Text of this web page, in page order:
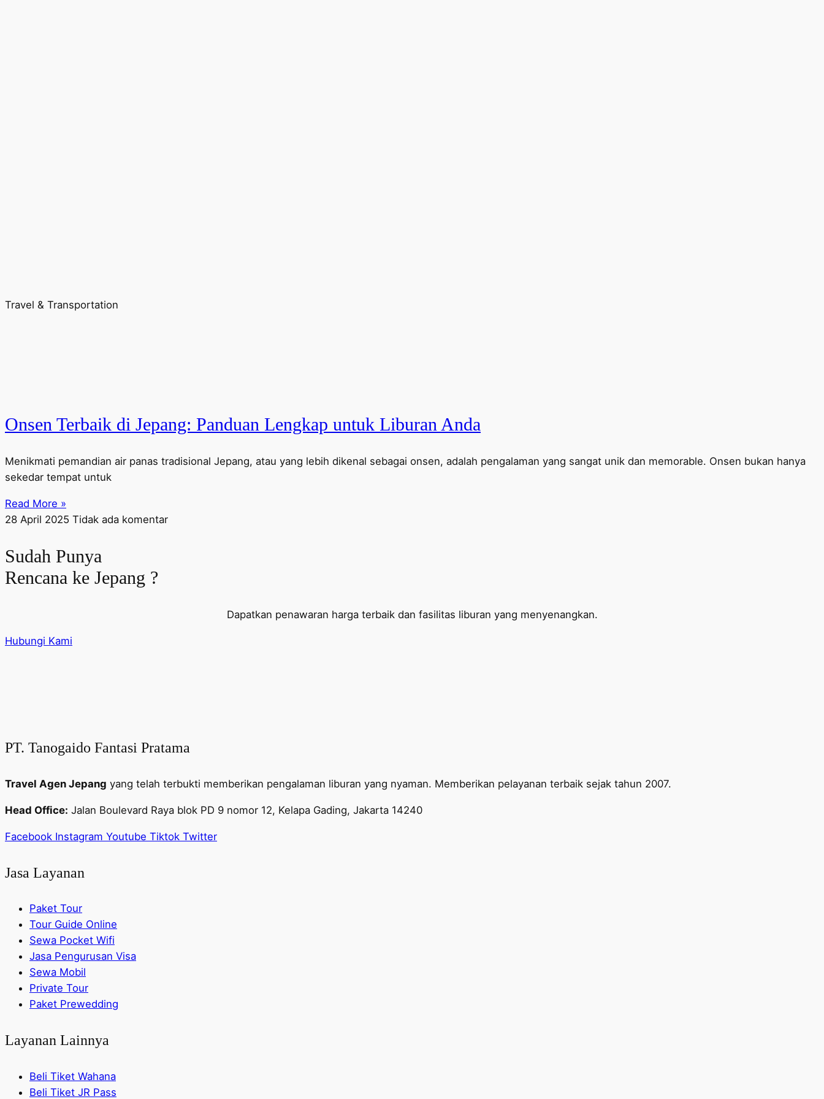
Travel & Transportation
Onsen Terbaik di Jepang: Panduan Lengkap untuk Liburan Anda
Menikmati pemandian air panas tradisional Jepang, atau yang lebih dikenal sebagai onsen, adalah pengalaman yang sangat unik dan memorable. Onsen bukan hanya
sekedar tempat untuk
Read More »
28 April 2025 Tidak ada komentar
Sudah Punya
Rencana ke Jepang ?
Dapatkan penawaran harga terbaik dan fasilitas liburan yang menyenangkan.
Hubungi Kami
PT. Tanogaido Fantasi Pratama
Travel Agen Jepang yang telah terbukti memberikan pengalaman liburan yang nyaman. Memberikan pelayanan terbaik sejak tahun 2007.
Head Office: Jalan Boulevard Raya blok PD 9 nomor 12, Kelapa Gading, Jakarta 14240
Facebook Instagram Youtube Tiktok Twitter
Jasa Layanan
Paket Tour
Tour Guide Online
Sewa Pocket Wifi
Jasa Pengurusan Visa
Sewa Mobil
Private Tour
Paket Prewedding
Layanan Lainnya
Beli Tiket Wahana
Beli Tiket JR Pass